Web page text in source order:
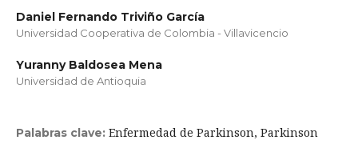
Daniel Fernando Triviño García
Universidad Cooperativa de Colombia - Villavicencio
Yuranny Baldosea Mena
Universidad de Antioquia
Palabras clave: Enfermedad de Parkinson, Parkinson